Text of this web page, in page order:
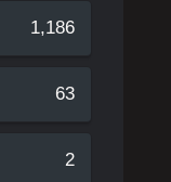
1,186
63
2